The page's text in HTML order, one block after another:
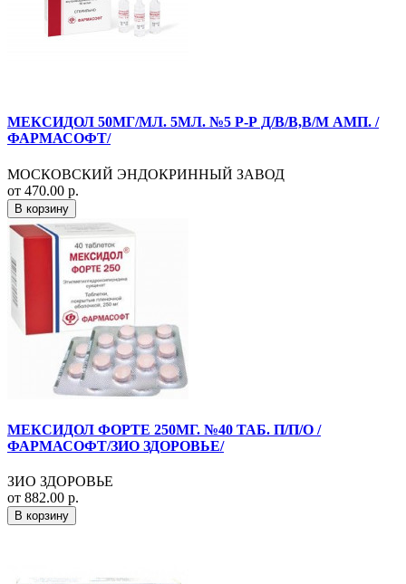
МЕКСИДОЛ 50МГ/МЛ. 5МЛ. №5 Р-Р Д/В/В,В/М АМП. /
ФАРМАСОФТ/
МОСКОВСКИЙ ЭНДОКРИННЫЙ ЗАВОД
от 470.00 р.
В корзину
МЕКСИДОЛ ФОРТЕ 250МГ. №40 ТАБ. П/П/О /
ФАРМАСОФТ/ЗИО ЗДОРОВЬЕ/
ЗИО ЗДОРОВЬЕ
от 882.00 р.
В корзину